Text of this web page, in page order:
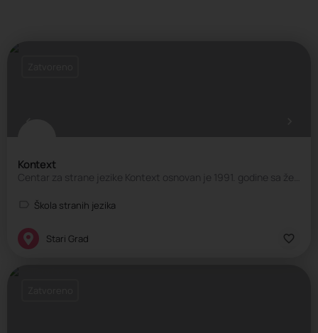
Kontext
Centar za strane jezike Kontext osnovan je 1991. godine sa željom da kreira okruženje koje omogućava…
Škola stranih jezika
Stari Grad